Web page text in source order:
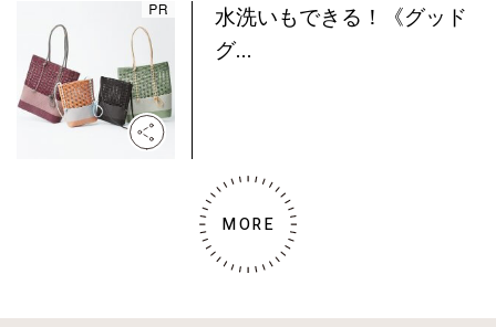
水洗いもできる！《グッド
グ...
MORE